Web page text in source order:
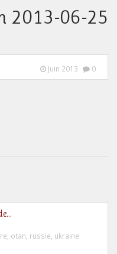
2013-06-25
Juin 2013 0
otan russie ukraine